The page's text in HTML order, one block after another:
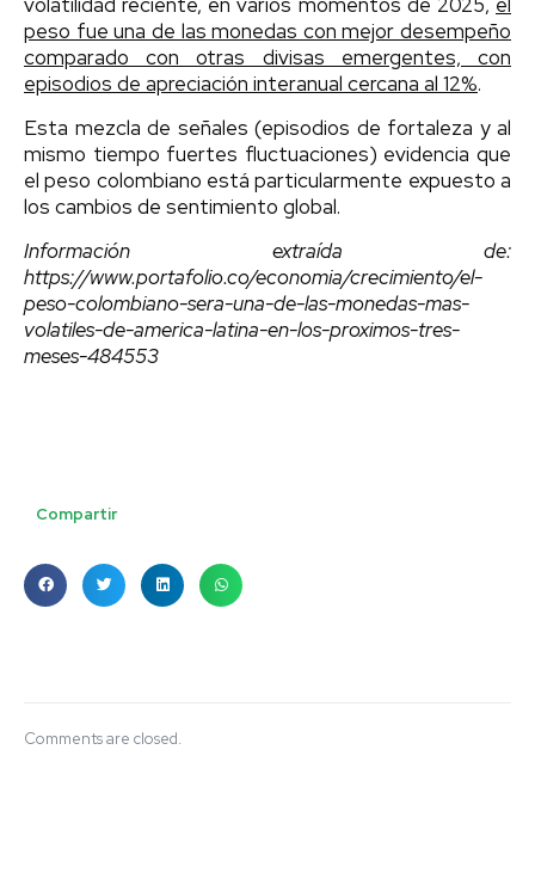
peso fue una de las monedas con mejor desempeño
comparado con otras divisas emergentes, con
episodios de apreciación interanual cercana al 12%.
Esta mezcla de señales (episodios de fortaleza y al
mismo tiempo fuertes fluctuaciones) evidencia que
el peso colombiano está particularmente expuesto a
los cambios de sentimiento global.
Información extraída de:
https://www.portafolio.co/economia/crecimiento/el-
peso-colombiano-sera-una-de-las-monedas-mas-
volatiles-de-america-latina-en-los-proximos-tres-
meses-484553
Compartir
Comments are closed.